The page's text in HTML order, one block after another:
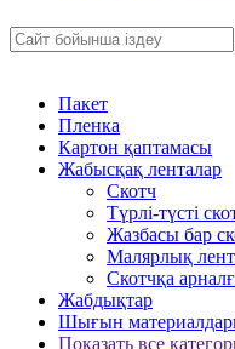
Пакет
Пленка
Картон қаптамасы
Жабысқақ ленталар
Скотч
Түрлі-түсті
Жазбасы бар
Малярлық
Скотчқа
Жабдықтар
Шығын
Показать все